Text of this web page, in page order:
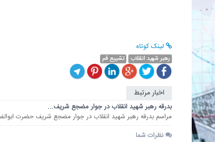
لینک کوتاه
رهبر شهید انقلاب تشییع قم
اخبار مرتبط
بدرقه رهبر شهید انقلاب در جوار مضجع شریف...
مراسم بدرقه رهبر شهید انقلاب در جوار مضجع شریف حضرت
نظرات شما